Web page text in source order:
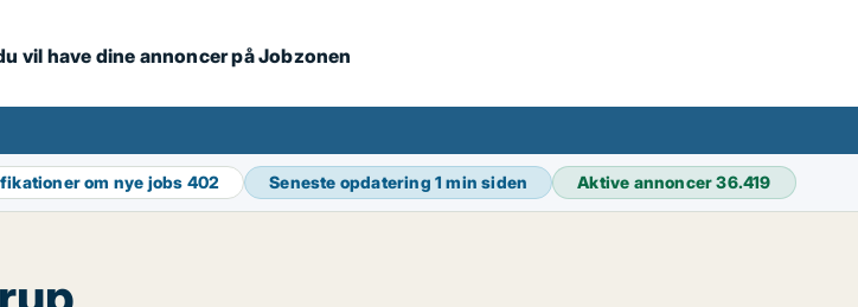
vil have dine annoncer på Jobzonen
om nye jobs 402 Seneste opdatering1 min siden Aktive annoncer36.419